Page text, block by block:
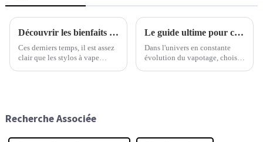
Découvrir les bienfaits de l'utilisation d'une cigarette électronique jetable pour soulager le stress
Ces derniers temps, il est assez
clair que les stylos à vape
dans notre vie trépidante.
Le guide ultime pour choisir la cigarette électronique jetable qui correspond à vos besoins
Dans l'univers en constante
évolution du vapotage, choisir
Recherche Associée